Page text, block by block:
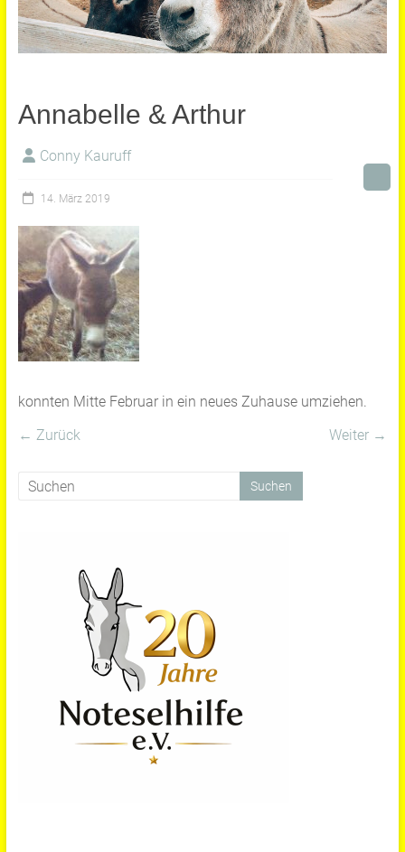
Annabelle & Arthur
Conny Kauruff
14. März 2019
konnten Mitte Februar in ein neues Zuhause umziehen.
← Zurück
Weiter →